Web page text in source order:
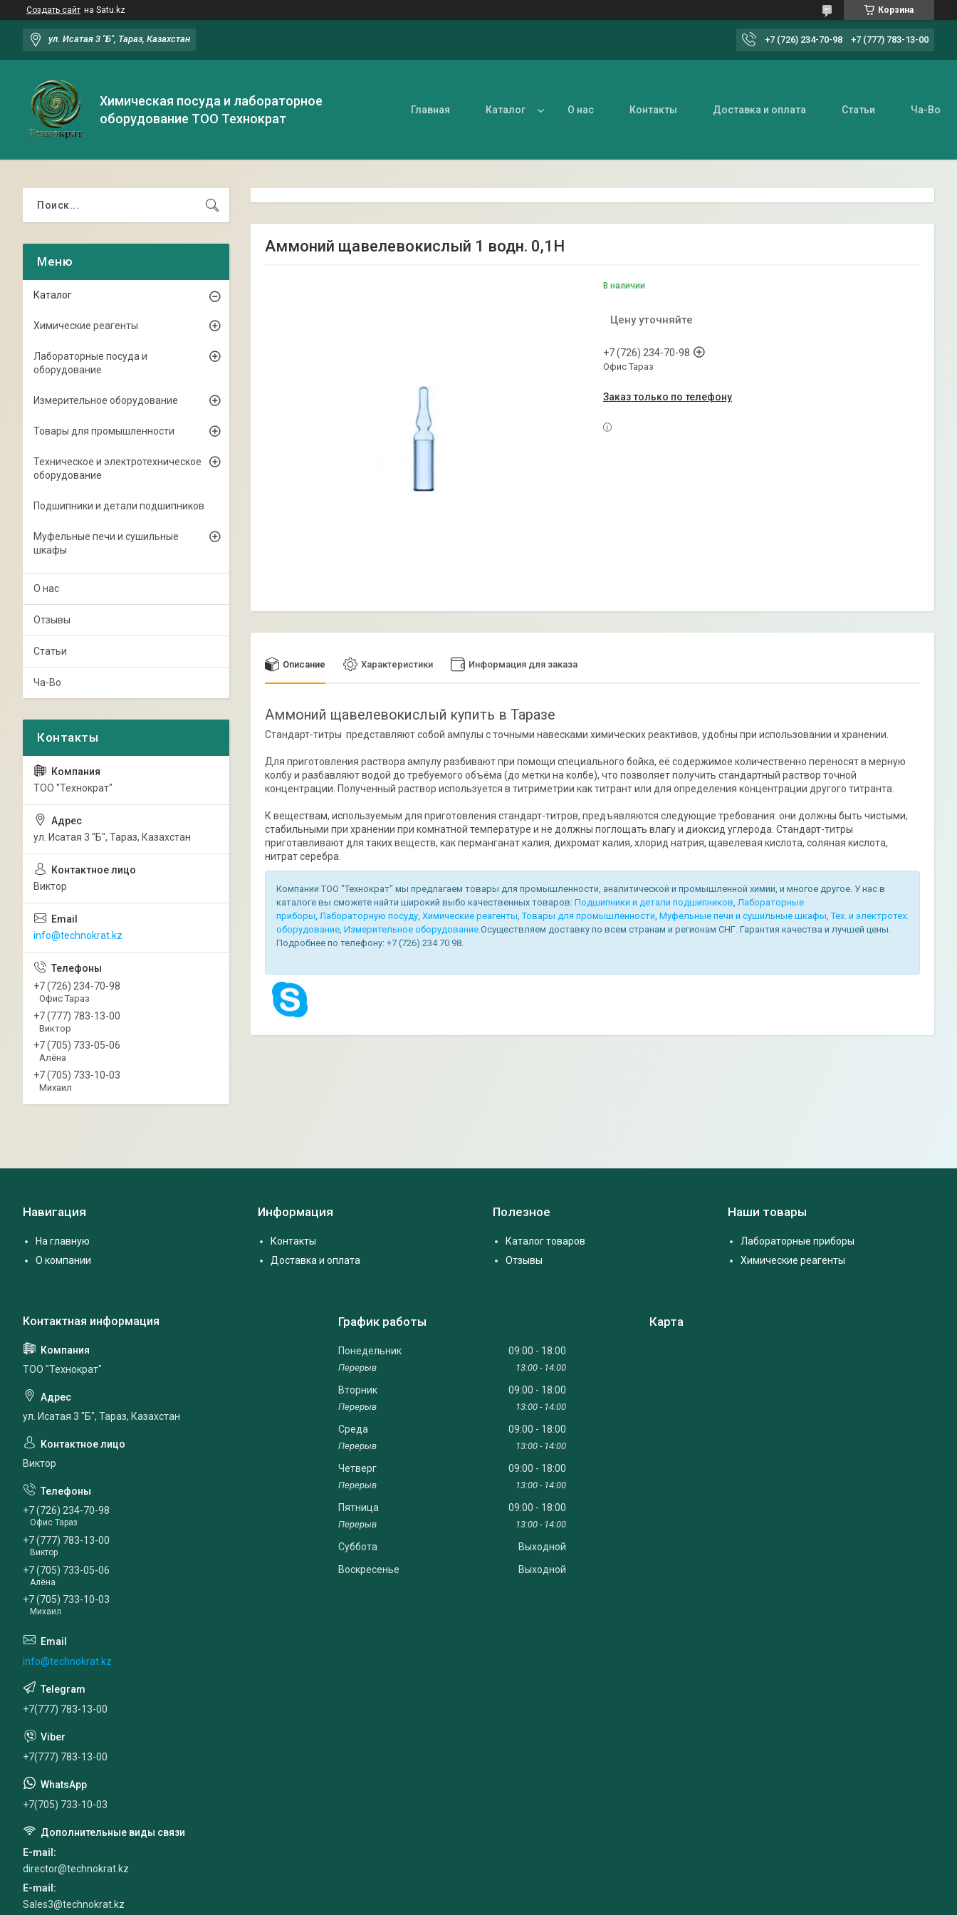
Создать сайт на Satu.kz Корзина
ул. Исатая 3 "Б", Тараз, Казахстан +7 (726) 234-70-98 +7 (777) 783-13-00
Химическая посуда и лабораторное
оборудование ТОО Технократ
Главная Каталог О нас Контакты Доставка и оплата Статьи Ча-Во
Аммоний щавелевокислый 1 водн. 0,1Н
В наличии
Цену уточняйте
+7 (726) 234-70-98
Офис Тараз
Заказ только по телефону
Описание Характеристики Информация для заказа
Аммоний щавелевокислый купить в Таразе
Стандарт-титры представляют собой ампулы с точными навесками химических реактивов, удобны при использовании и хранении.
Для приготовления раствора ампулу разбивают при помощи специального бойка, её содержимое количественно переносят в мерную
колбу и разбавляют водой до требуемого объёма (до метки на колбе), что позволяет получить стандартный раствор точной
концентрации. Полученный раствор используется в титриметрии как титрант или для определения концентрации другого титранта.
К веществам, используемым для приготовления стандарт-титров, предъявляются следующие требования: они должны быть чистыми,
стабильными при хранении при комнатной температуре и не должны поглощать влагу и диоксид углерода. Стандарт-титры
приготавливают для таких веществ, как перманганат калия, дихромат калия, хлорид натрия, щавелевая кислота, соляная кислота,
нитрат серебра.
Компании ТОО "Технократ" мы предлагаем товары для промышленности, аналитической и промышленной химии, и многое другое. У нас в
каталоге вы сможете найти широкий выбо качественных товаров: Подшипники и детали подшипников Лабораторные
приборы Лабораторную посуду Химические реагенты ,Товары для промышленности Муфельные печи и сушильные шкафы ,Тех. и электротех.
оборудование Измерительное оборудование .Осуществляем доставку по всем странам и регионам СНГ. Гарантия качества и лучшей цены.
Подробнее по телефону: +7 (726) 234 70 98.
Каталог
Химические реагенты
Лабораторные посуда и
оборудование
Измерительное оборудование
Товары для промышленности
Техническое и электротехническое
оборудование
Подшипники и детали подшипников
Муфельные печи и сушильные
шкафы
О нас
Отзывы
Статьи
Ча-Во
ТОО "Технократ"
ул. Исатая 3 "Б", Тараз, Казахстан
Виктор
info@technokrat.kz
+7 (726) 234-70-98
Офис Тараз
+7 (777) 783-13-00
Виктор
+7 (705) 733-05-06
Алёна
+7 (705) 733-10-03
Михаил
Навигация
На главную
О компании
Информация
Контакты
Доставка и оплата
Полезное
Каталог товаров
Отзывы
Наши товары
Лабораторные приборы
Химические реагенты
ТОО "Технократ"
ул. Исатая 3 "Б", Тараз, Казахстан
Виктор
+7 (726) 234-70-98
Офис Тараз
+7 (777) 783-13-00
Виктор
+7 (705) 733-05-06
Алёна
+7 (705) 733-10-03
Михаил
info@technokrat.kz
+7(777) 783-13-00
+7(777) 783-13-00
+7(705) 733-10-03
E-mail
director@technokrat.kz
E-mail
Sales3@technokrat.kz
График работы
Понедельник 09:00 18:00
13:00 14:00
Вторник 09:00 18:00
13:00 14:00
Среда 09:00 18:00
13:00 14:00
Четверг 09:00 18:00
13:00 14:00
Пятница 09:00 18:00
13:00 14:00
Суббота
Выходной
Воскресенье
Выходной
Карта